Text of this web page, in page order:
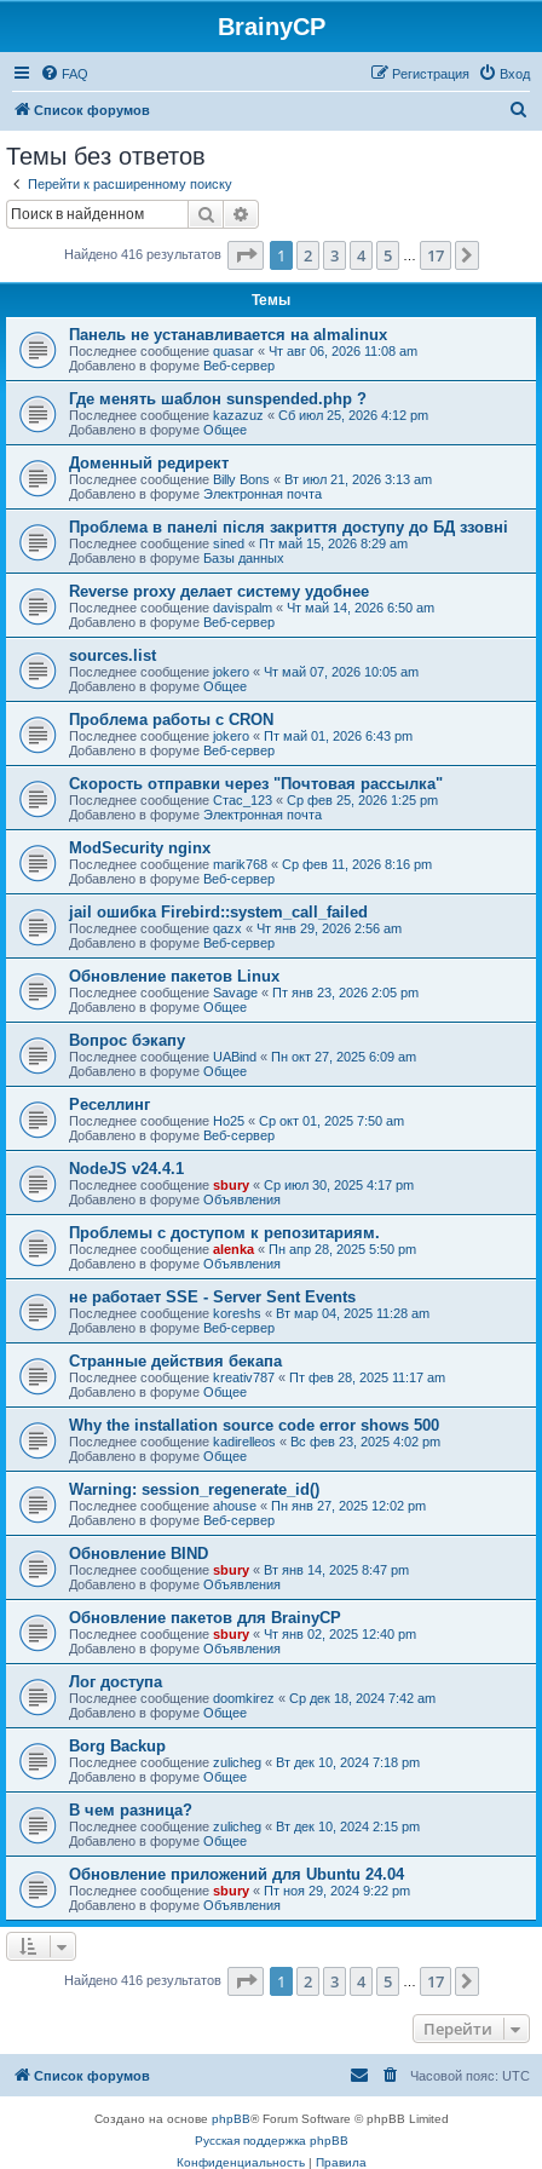
BrainyCP
FAQ Вход
Регистрация
Список форумов
Темы без ответов
Перейти к расширенному поиску
Поиск
Найдено 416 результатов Страница из 17
1 2 3 4 5 17
Темы
Панель не устанавливается на almalinux
Последнее сообщение quasar « Чт авг 06, 2026 11:08 am
Добавлено в форуме Веб-сервер
Где менять шаблон sunspended.php ?
Последнее сообщение kazazuz « Сб июл 25, 2026 4:12 pm
Добавлено в форуме Общее
Доменный редирект
Последнее сообщение Billy Bons « Вт июл 21, 2026 3:13 am
Добавлено в форуме Электронная почта
Проблема в панелі після закриття доступу до БД ззовні
Последнее сообщение sined « Пт май 15, 2026 8:29 am
Добавлено в форуме Базы данных
Reverse proxy делает систему удобнее
Последнее сообщение davispalm « Чт май 14, 2026 6:50 am
Добавлено в форуме Веб-сервер
sources.list
Последнее сообщение jokero « Чт май 07, 2026 10:05 am
Добавлено в форуме Общее
Проблема работы с CRON
Последнее сообщение jokero « Пт май 01, 2026 6:43 pm
Добавлено в форуме Веб-сервер
Скорость отправки через "Почтовая рассылка"
Последнее сообщение Стас_123 « Ср фев 25, 2026 1:25 pm
Добавлено в форуме Электронная почта
ModSecurity nginx
Последнее сообщение marik768 « Ср фев 11, 2026 8:16 pm
Добавлено в форуме Веб-сервер
jail ошибка Firebird::system_call_failed
Последнее сообщение qazx « Чт янв 29, 2026 2:56 am
Добавлено в форуме Веб-сервер
Обновление пакетов Linux
Последнее сообщение Savage « Пт янв 23, 2026 2:05 pm
Добавлено в форуме Общее
Вопрос бэкапу
Последнее сообщение UABind « Пн окт 27, 2025 6:09 am
Добавлено в форуме Общее
Реселлинг
Последнее сообщение Ho25 « Ср окт 01, 2025 7:50 am
Добавлено в форуме Веб-сервер
NodeJS v24.4.1
Последнее сообщение sbury « Ср июл 30, 2025 4:17 pm
Добавлено в форуме Объявления
Проблемы с доступом к репозитариям.
Последнее сообщение alenka « Пн апр 28, 2025 5:50 pm
Добавлено в форуме Объявления
не работает SSE - Server Sent Events
Последнее сообщение koreshs « Вт мар 04, 2025 11:28 am
Добавлено в форуме Веб-сервер
Странные действия бекапа
Последнее сообщение kreativ787 « Пт фев 28, 2025 11:17 am
Добавлено в форуме Общее
Why the installation source code error shows 500
Последнее сообщение kadirelleos « Вс фев 23, 2025 4:02 pm
Добавлено в форуме Общее
Warning: session_regenerate_id()
Последнее сообщение ahouse « Пн янв 27, 2025 12:02 pm
Добавлено в форуме Веб-сервер
Обновление BIND
Последнее сообщение sbury « Вт янв 14, 2025 8:47 pm
Добавлено в форуме Объявления
Oбновление пакетов для BrainyCP
Последнее сообщение sbury « Чт янв 02, 2025 12:40 pm
Добавлено в форуме Объявления
Лог доступа
Последнее сообщение doomkirez « Ср дек 18, 2024 7:42 am
Добавлено в форуме Общее
Borg Backup
Последнее сообщение zulicheg « Вт дек 10, 2024 7:18 pm
Добавлено в форуме Общее
В чем разница?
Последнее сообщение zulicheg « Вт дек 10, 2024 2:15 pm
Добавлено в форуме Общее
Обновление приложений для Ubuntu 24.04
Последнее сообщение sbury « Пт ноя 29, 2024 9:22 pm
Добавлено в форуме Объявления
Найдено 416 результатов Страница из 17
1 2 3 4 5 17
Перейти
Список форумов Часовой пояс: UTC
Создано на основе phpBB® Forum Software © phpBB Limited
Русская поддержка phpBB
Конфиденциальность| Правила